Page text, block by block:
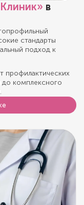
в
стандарты
подход к
профилактических
до комплексного